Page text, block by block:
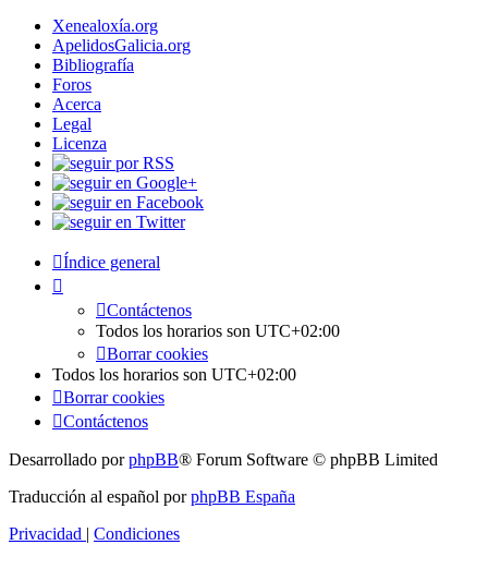
Xenealoxía.org
ApelidosGalicia.org
Bibliografía
Foros
Acerca
Legal
Licenza
Índice general
Contáctenos
Todos los horarios son UTC+02:00
Borrar cookies
Todos los horarios son UTC+02:00
Borrar cookies
Contáctenos
Desarrollado porphpBB® Forum Software © phpBB Limited
Traducción al español porphpBB España
Privacidad
Condiciones